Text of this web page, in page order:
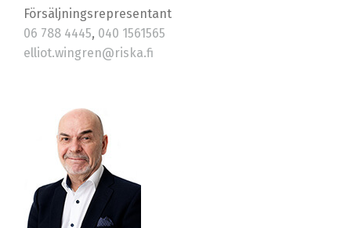
Försäljningsrepresentant
06 788 4445, 040 1561565
elliot.wingren@riska.fi